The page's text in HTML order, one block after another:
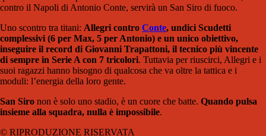
contro il Napoli di Antonio Conte, servirà un San Siro di fuoco.
Uno scontro tra titani: Allegri contro Conte, undici Scudetti
complessivi (6 per Max, 5 per Antonio) e un unico obiettivo,
inseguire il record di Giovanni Trapattoni, il tecnico più vincente
di sempre in Serie A con 7 tricolori. Tuttavia per riuscirci, Allegri e i
suoi ragazzi hanno bisogno di qualcosa che va oltre la tattica e i
moduli: l’energia della loro gente.
San Siro non è solo uno stadio, è un cuore che batte. Quando pulsa
insieme alla squadra, nulla è impossibile.
© RIPRODUZIONE RISERVATA